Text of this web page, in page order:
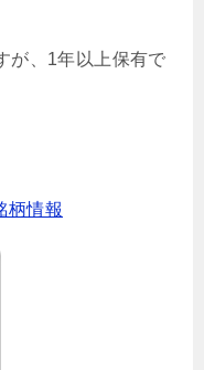
が、1年以上保有で
柄情報